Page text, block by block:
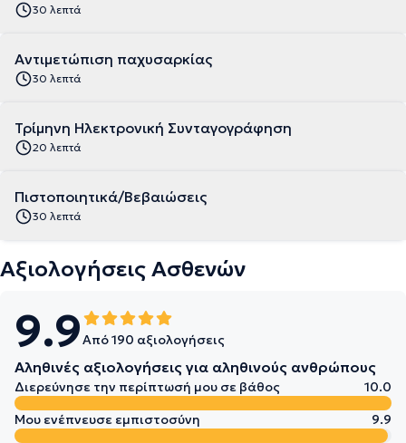
30 λεπτά
Αντιμετώπιση παχυσαρκίας
30 λεπτά
Τρίμηνη Ηλεκτρονική Συνταγογράφηση
20 λεπτά
Πιστοποιητικά/Βεβαιώσεις
30 λεπτά
Αξιολογήσεις Ασθενών
9.9Από 190 αξιολογήσεις
Αληθινές αξιολογήσεις για αληθινούς ανθρώπους
Διερεύνησε την περίπτωσή μου σε βάθος
10.0
Μου ενέπνευσε εμπιστοσύνη
9.9